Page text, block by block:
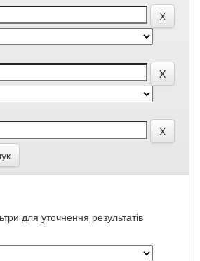
для уточнення результатів